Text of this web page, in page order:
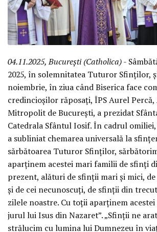
04.11.2025, București (Catholica)-
2025, în solemnitatea Tuturor Sfinților,
noiembrie, în ziua când Biserica face
credincioșilor răposați, ÎPS Aurel
Mitropolit de București, a prezidat
Catedrala Sfântul Iosif. În cadrul
a subliniat chemarea universală la
sărbătoarea Tuturor Sfinților,
aparținem acestei mari familii de sfinți
prezent, alături de sfinții mari și mici,
și de cei necunoscuți, de sfinții din
zilele noastre. Cu toții aparținem
jurul lui Isus din Nazaret”. „Sfinții ne
strălucim cu lumina lui Dumnezeu în